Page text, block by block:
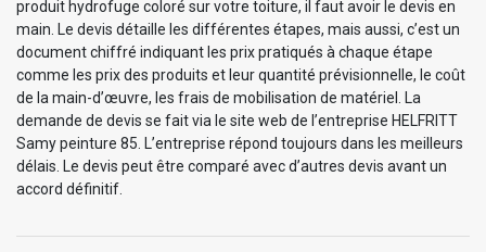
produit hydrofuge coloré sur votre toiture, il faut avoir le devis en
main. Le devis détaille les différentes étapes, mais aussi, c’est un
document chiffré indiquant les prix pratiqués à chaque étape
comme les prix des produits et leur quantité prévisionnelle, le coût
de la main-d’œuvre, les frais de mobilisation de matériel. La
demande de devis se fait via le site web de l’entreprise HELFRITT
Samy peinture 85. L’entreprise répond toujours dans les meilleurs
délais. Le devis peut être comparé avec d’autres devis avant un
accord définitif.